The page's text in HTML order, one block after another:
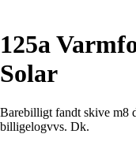
125a
Solar
Barebilligt fandt skive m8
billigelogvvs. Dk.